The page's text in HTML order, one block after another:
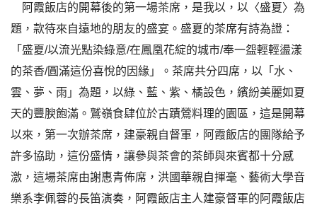
阿霞飯店的開幕後的第一場茶席，是我以，以〈盛夏〉為
題，款待來自遠地的朋友的盛宴。盛夏的茶席有詩為證：
「盛夏/以流光點染綠意/在鳳凰花綻的城市/奉一盌輕輕盪漾
的茶香/圓滿這份喜悅的因緣」。茶席共分四席，以「水、
雲、夢、雨」為題，以綠、藍、紫、橘設色，繽紛美麗如夏
天的豐腴飽滿。鷲嶺食肆位於古蹟鶯料理的園區，這是開幕
以來，第一次辦茶席，建豪親自督軍，阿霞飯店的團隊給予
許多協助，這份盛情，讓參與茶會的茶師與來賓都十分感
激，這場茶席由謝惠青佈席，洪國華親自揮毫、藝術大學音
樂系李佩蓉的長笛演奏，阿霞飯店主人建豪督軍的阿霞飯店